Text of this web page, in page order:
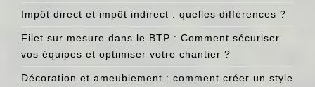
Impôt direct et impôt indirect : quelles différences ?
Filet sur mesure dans le BTP : Comment sécuriser
vos équipes et optimiser votre chantier ?
Décoration et ameublement : comment créer un style